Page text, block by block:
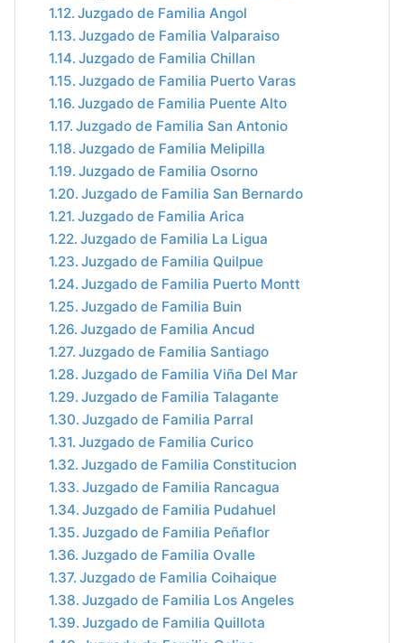
Juzgado de Familia Angol
Juzgado de Familia Valparaiso
Juzgado de Familia Chillan
Juzgado de Familia Puerto Varas
Juzgado de Familia Puente Alto
Juzgado de Familia San Antonio
Juzgado de Familia Melipilla
Juzgado de Familia Osorno
Juzgado de Familia San Bernardo
Juzgado de Familia Arica
Juzgado de Familia La Ligua
Juzgado de Familia Quilpue
Juzgado de Familia Puerto Montt
Juzgado de Familia Buin
Juzgado de Familia Ancud
Juzgado de Familia Santiago
Juzgado de Familia Viña Del Mar
Juzgado de Familia Talagante
Juzgado de Familia Parral
Juzgado de Familia Curico
Juzgado de Familia Constitucion
Juzgado de Familia Rancagua
Juzgado de Familia Pudahuel
Juzgado de Familia Peñaflor
Juzgado de Familia Ovalle
Juzgado de Familia Coihaique
Juzgado de Familia Los Angeles
Juzgado de Familia Quillota